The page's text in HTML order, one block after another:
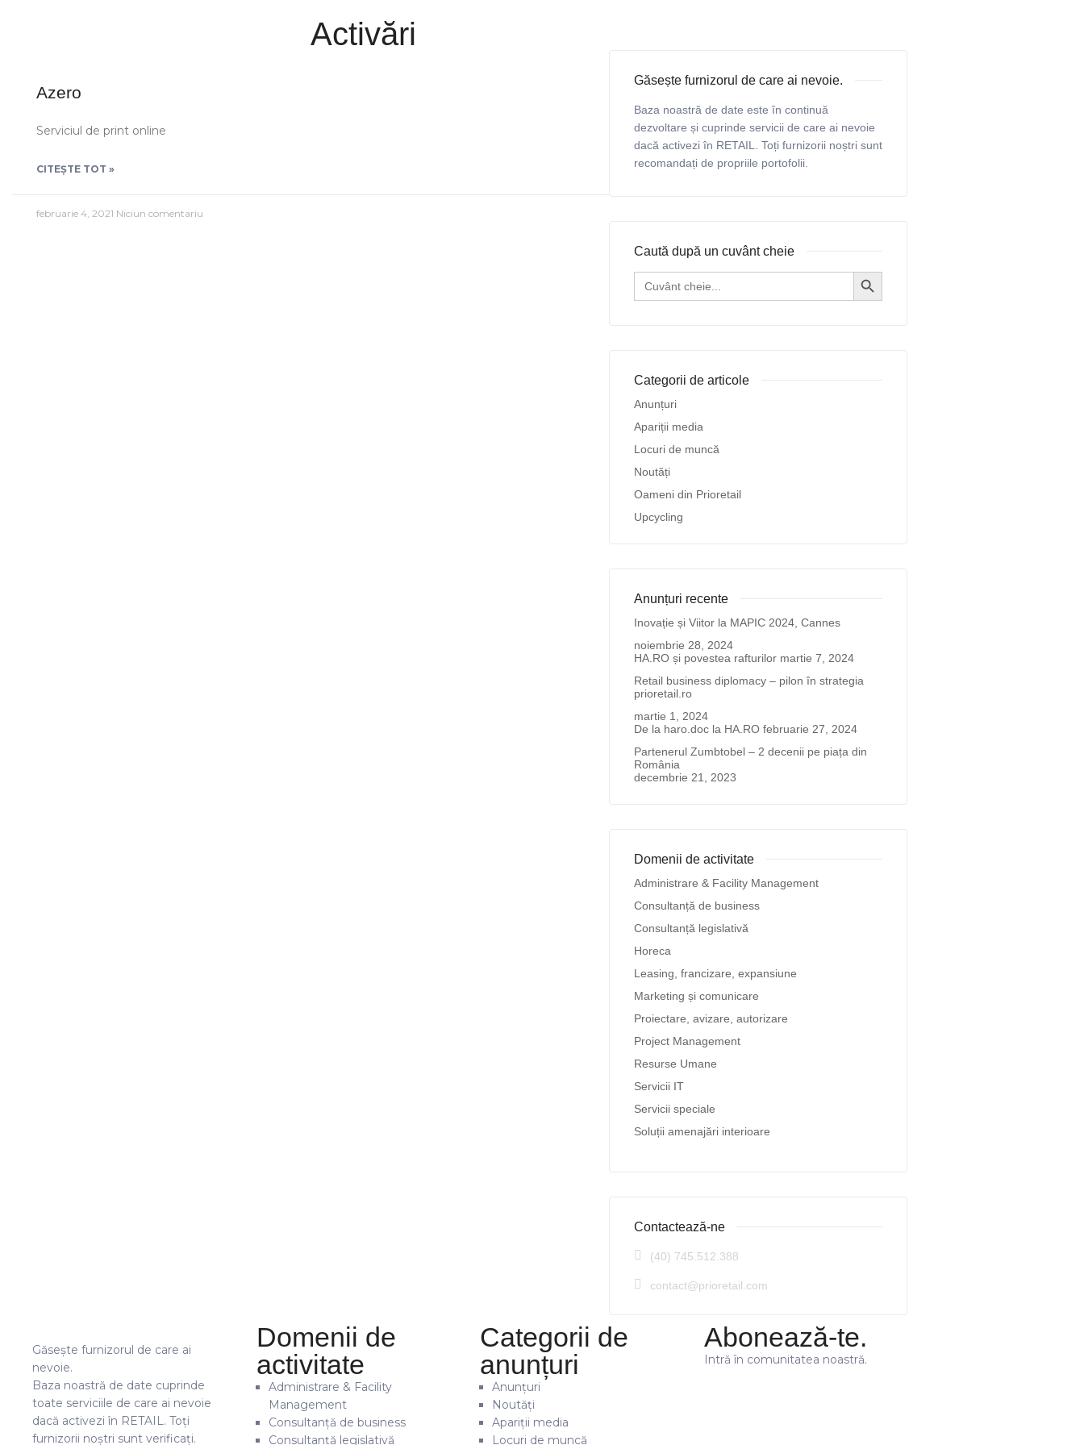
Activări
Azero
Serviciul de print online
CITEȘTE TOT »
februarie 4, 2021 Niciun comentariu
Găsește furnizorul de care ai nevoie.
Baza noastră de date este în continuă
dezvoltare și cuprinde servicii de care ai nevoie
dacă activezi în RETAIL. Toți furnizorii noștri sunt
recomandați de propriile portofolii.
Caută după un cuvânt cheie
Search
for:
Search Button
Categorii de articole
Anunțuri
Apariții media
Locuri de muncă
Noutăți
Oameni din Prioretail
Upcycling
Anunțuri recente
Inovație și Viitor la MAPIC 2024, Cannes
noiembrie 28, 2024
HA.RO și povestea rafturilor martie 7, 2024
Retail business diplomacy – pilon în strategia
prioretail.ro
martie 1, 2024
De la haro.doc la HA.RO februarie 27, 2024
Partenerul Zumbtobel – 2 decenii pe piața din
România
decembrie 21, 2023
Domenii de activitate
Administrare & Facility Management
Consultanță de business
Consultanță legislativă
Horeca
Leasing, francizare, expansiune
Marketing și comunicare
Proiectare, avizare, autorizare
Project Management
Resurse Umane
Servicii IT
Servicii speciale
Soluții amenajări interioare
Contactează-ne
(40) 745.512.388
contact@prioretail.com
Găsește furnizorul de care ai
nevoie.
Baza noastră de date cuprinde
toate serviciile de care ai nevoie
dacă activezi în RETAIL. Toți
furnizorii noștri sunt verificați.
Domenii de
activitate
Administrare & Facility
Management
Consultanță de business
Consultanță legislativă
Categorii de
anunțuri
Anunțuri
Noutăți
Apariții media
Locuri de muncă
Abonează-te.
Intră în comunitatea noastră.